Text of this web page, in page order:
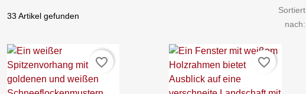
33 Artikel gefunden
Sortiert
nach:
favorite_border favorite_border